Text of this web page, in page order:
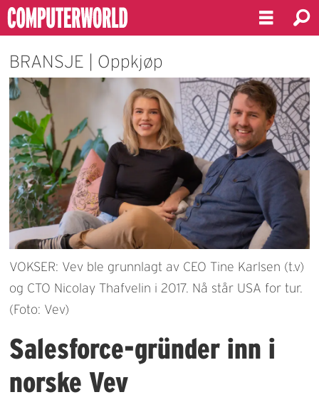
BRANSJE | Oppkjøp
VOKSER: Vev ble grunnlagt av CEO Tine Karlsen (t.v)
og CTO Nicolay Thafvelin i 2017. Nå står USA for tur.
(Foto: Vev)
Salesforce-gründer inn i
norske Vev